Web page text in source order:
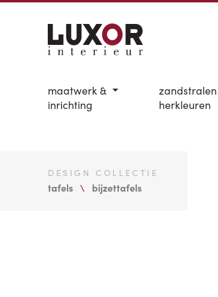
maatwerk &
inrichting
zandstralen
herkleuren
DESIGN COLLECTIE
tafels bijzettafels